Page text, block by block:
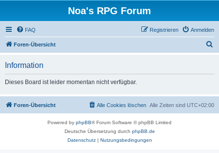
Noa's RPG Forum
FAQ Anmelden
Registrieren
Foren-Übersicht
Information
Dieses Board ist leider momentan nicht verfügbar.
Foren-Übersicht Alle Zeiten sind UTC+02:00
Alle Cookies löschen
Powered by phpBB® Forum Software © phpBB Limited
Deutsche Übersetzung durch phpBB.de
Datenschutz| Nutzungsbedingungen